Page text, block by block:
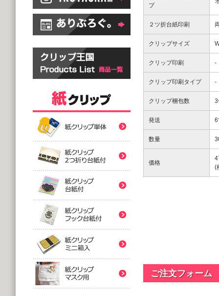
プ
２ツ折台紙印刷
クリップサイズ
クリップ印刷 -
クリップ印刷タイプ -
クリップ梱包数 3
発送 6
数量
価格
(
ご注文フォーム
紙クリップ印刷なし
紙クリップ印刷なし
紙クリップ印刷なし
(5,000個 1個あたり)
フック台紙付タイプ